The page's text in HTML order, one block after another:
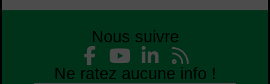
Nous suivre
Liste des réseaux
Liste des réseaux
Facebook
YouTube
Ne ratez aucune info !